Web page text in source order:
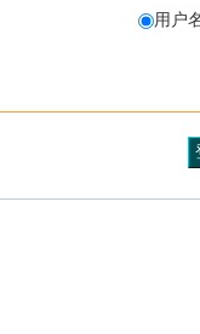
用户